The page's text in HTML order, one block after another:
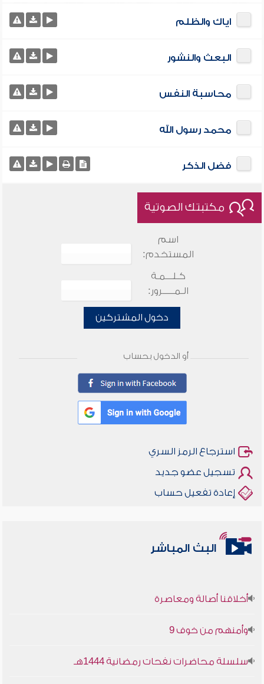
اياك والظلم
البعث والنشور
محاسبة النفس
محمد رسول الله
فضل الذكر
مكتبتك الصوتية
اسم
المستخدم:
كـلـــمـة
الـمـــــرور:
دخول المشتركين
أو الدخول بحساب
استرجاع الرمز السري
تسجيل عضو جديد
إعادة تفعيل حساب
البث المباشر
أخلاقنا أصالة ومعاصرة
وأمنهم من خوف 9
سلسلة محاضرات نفحات رمضانية 1444هـ